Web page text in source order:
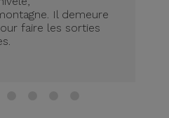
Il demeure
faire les sorties